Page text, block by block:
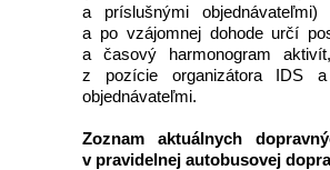
a príslušnými objednávateľmi)
a po vzájomnej dohode určí
a časový harmonogram
z pozície organizátora IDS a
objednávateľmi.
Zoznam aktuálnych
v pravidelnej autobusovej